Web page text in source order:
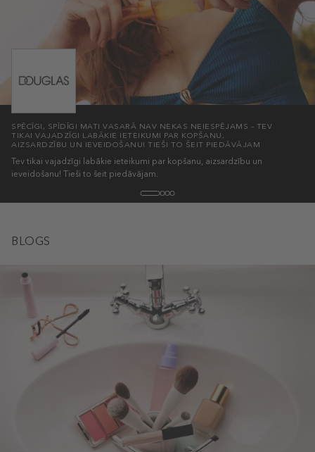
SPĒCĪGI, SPĪDĪGI MATI VASARĀ NAV NEKAS NEIESPĒJAMS – TEV
TIKAI VAJADZĪGI LABĀKIE IETEIKUMI PAR KOPŠANU,
AIZSARDZĪBU UN IEVEIDOŠANU! TIEŠI TO ŠEIT PIEDĀVĀJAM
Tev tikai vajadzīgi labākie ieteikumi par kopšanu, aizsardzību un
ieveidošanu! Tieši to šeit piedāvājam.
BLOGS